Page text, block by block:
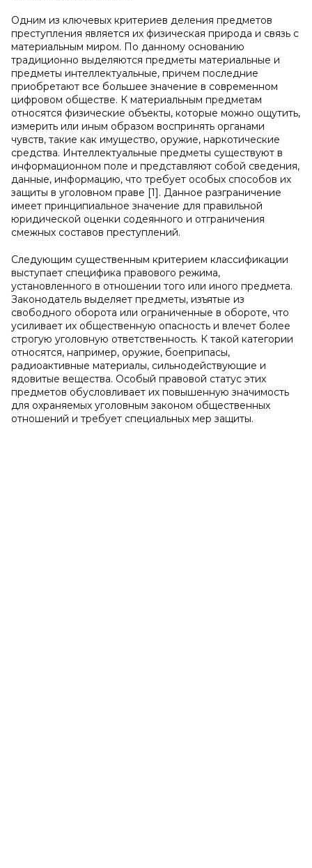
Одним из ключевых критериев деления предметов
преступления является их физическая природа и связь с
материальным миром. По данному основанию
традиционно выделяются предметы материальные и
предметы интеллектуальные, причем последние
приобретают все большее значение в современном
цифровом обществе. К материальным предметам
относятся физические объекты, которые можно ощутить,
измерить или иным образом воспринять органами
чувств, такие как имущество, оружие, наркотические
средства. Интеллектуальные предметы существуют в
информационном поле и представляют собой сведения,
данные, информацию, что требует особых способов их
защиты в уголовном праве [1]. Данное разграничение
имеет принципиальное значение для правильной
юридической оценки содеянного и отграничения
смежных составов преступлений.
Следующим существенным критерием классификации
выступает специфика правового режима,
установленного в отношении того или иного предмета.
Законодатель выделяет предметы, изъятые из
свободного оборота или ограниченные в обороте, что
усиливает их общественную опасность и влечет более
строгую уголовную ответственность. К такой категории
относятся, например, оружие, боеприпасы,
радиоактивные материалы, сильнодействующие и
ядовитые вещества. Особый правовой статус этих
предметов обусловливает их повышенную значимость
для охраняемых уголовным законом общественных
отношений и требует специальных мер защиты.